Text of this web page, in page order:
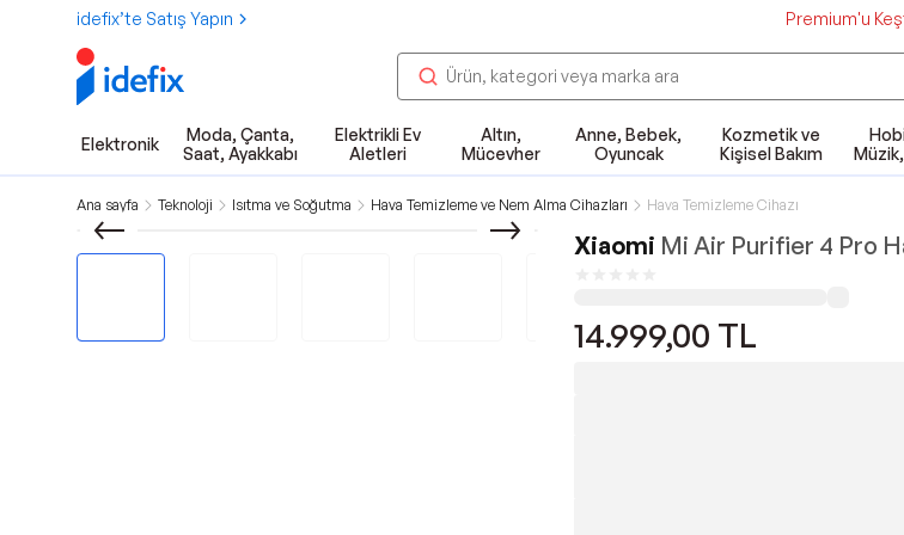
idefix’te Satış Yapın Premium'u
Elektronik
Moda, Çanta,
Saat, Ayakkabı
Elektrikli Ev
Aletleri
Altın,
Mücevher
Anne, Bebek,
Oyuncak
Kozmetik ve
Kişisel Bakım
Ana sayfa Teknoloji Isıtma ve Soğutma Hava Temizleme ve Nem Alma Cihazları Hava Temizleme Cihazı
Xiaomi Mi Air Purifier 4 Pro
14.999,00 TL